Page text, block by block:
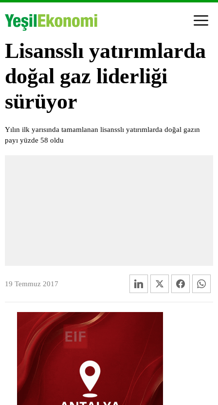
Lisansslı yatırımlarda
doğal gaz liderliği
sürüyor
Yılın ilk yarısında tamamlanan lisansslı yatırımlarda doğal gazın
payı yüzde 58 oldu
19 Temmuz 2017